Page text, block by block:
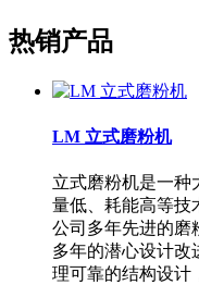
热销产品
LM 立式磨粉机
立式磨粉机是一种
量低、耗能高等技
公司多年先进的磨
多年的潜心设计改
理可靠的结构设计